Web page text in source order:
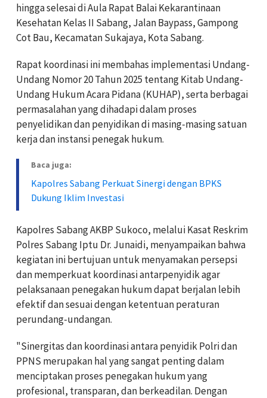
hingga selesai di Aula Rapat Balai Kekarantinaan
Kesehatan Kelas II Sabang, Jalan Baypass, Gampong
Cot Bau, Kecamatan Sukajaya, Kota Sabang.
Rapat koordinasi ini membahas implementasi Undang-
Undang Nomor 20 Tahun 2025 tentang Kitab Undang-
Undang Hukum Acara Pidana (KUHAP), serta berbagai
permasalahan yang dihadapi dalam proses
penyelidikan dan penyidikan di masing-masing satuan
kerja dan instansi penegak hukum.
Baca juga:
Kapolres Sabang Perkuat Sinergi dengan BPKS
Dukung Iklim Investasi
Kapolres Sabang AKBP Sukoco, melalui Kasat Reskrim
Polres Sabang Iptu Dr. Junaidi, menyampaikan bahwa
kegiatan ini bertujuan untuk menyamakan persepsi
dan memperkuat koordinasi antarpenyidik agar
pelaksanaan penegakan hukum dapat berjalan lebih
efektif dan sesuai dengan ketentuan peraturan
perundang-undangan.
"Sinergitas dan koordinasi antara penyidik Polri dan
PPNS merupakan hal yang sangat penting dalam
menciptakan proses penegakan hukum yang
profesional, transparan, dan berkeadilan. Dengan